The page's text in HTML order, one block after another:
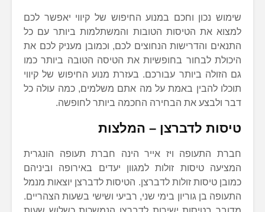
שימוש נכון וחכם במנוע החיפוש של קיווי יאפשר לכם
למצוא את הטיסות הטובות והמשתלמות ביותר עם כל
התנאים והדרישות הנחוצים לכם, וכמובן מעניק לכם את
היכולת לבחור בחופשיות את הטיסה הטובה ביותר כמו
גם הזולה ביותר עבורכם. בעזרת מנוע החיפוש של קיווי
תוכלו להבין באמת על מה אתם משלמים, כמה עולה כל
דבר ולבצע את הבחירה החכמה ביותר לחופשה.
טיסות לדברצן – המלצות
חברת התעופה ויז אייר הינה חברת תעופה הונגרית
המציעה טיסות זולות למגוון יעדים באירופה וביניהם
כמובן טיסות זולות לדברצן. הטיסות לדברצן יוצאות מנמל
התעופה בן גוריון בימי שני, רביעי ושישי בשעות הצהריים.